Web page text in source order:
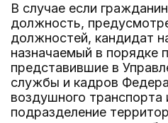
В случае если
должность,
должностей, кандидат
назначаемый в порядке
представившие в
службы и кадров
воздушного транспорта
подразделение